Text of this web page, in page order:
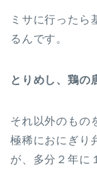
ミサに行ったら
るんです。
とりめし、鶏の
それ以外のもの
極稀におにぎり
が、多分２年に